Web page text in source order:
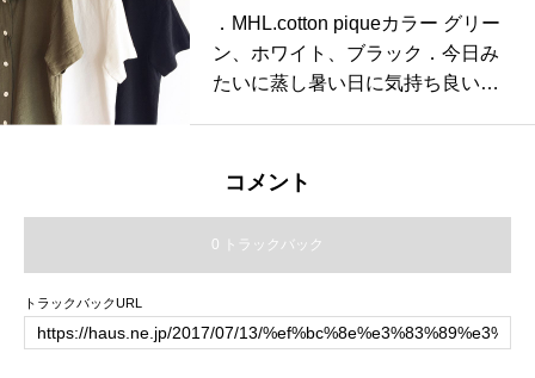
業時間》◎ショップ 11:00〜20:00.
◎TABLE HÅUSモーニング9:00〜
11:00（Lo.11:00）ランチ 11:30〜
18:00(Lo.17:30)#HAUS#HÅUS#T
matsue#galette#crepe#ガレット#
クレープ#クレープリー#松江ラン
チ#松江カフェ#ドリンク#テイク
．MHL.cotton piqueカラー グリー
ン、ホワイト、ブラック．今日み
たいに蒸し暑い日に気持ち良い風
ソーほどラフにならない程よいア
コメント
0 トラックバック
トラックバックURL